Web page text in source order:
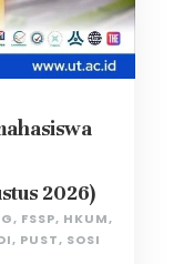
2026)
, FSSP, HKUM,
, PUST, SOSI